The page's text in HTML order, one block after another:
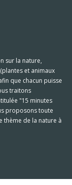
sur la nature,
et animaux
que chacun puisse
traitons
"15 minutes
proposons toute
thème de la nature à